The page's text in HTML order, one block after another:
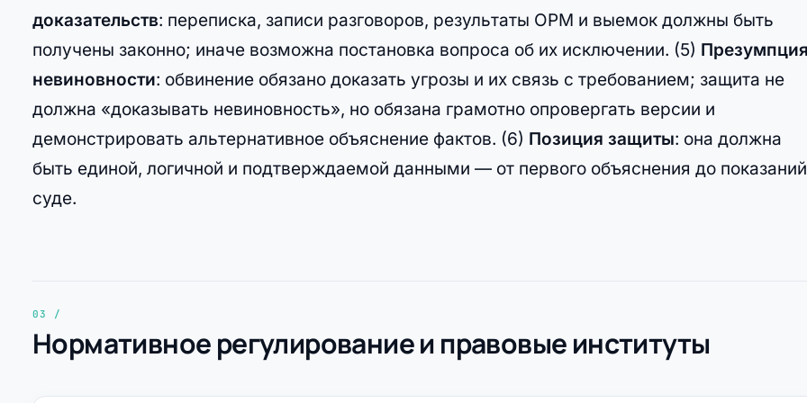
доказательств: переписка, записи разговоров, результаты ОРМ и выемок должны быть
получены законно; иначе возможна постановка вопроса об их исключении. (5)
невиновности: обвинение обязано доказать угрозы и их связь с требованием; защита не
должна «доказывать невиновность», но обязана грамотно опровергать версии и
демонстрировать альтернативное объяснение фактов. (6) Позиция защиты: она должна
быть единой, логичной и подтверждаемой данными — от первого объяснения до
суде.
Нормативное регулирование и правовые институты